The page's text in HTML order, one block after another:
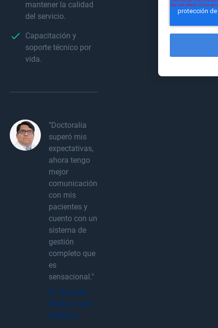
mantener la calidad
del servicio.
Capacitación y
soporte técnico por
vida.
"Doctoralia
superó mis
expectativas,
ahora tengo
mejor
comunicación
con mis
pacientes y
cuento con un
sistema de
gestión
completo que
es
sensacional."
Dr. Ricardo
Muñoz León ·
Pediatra